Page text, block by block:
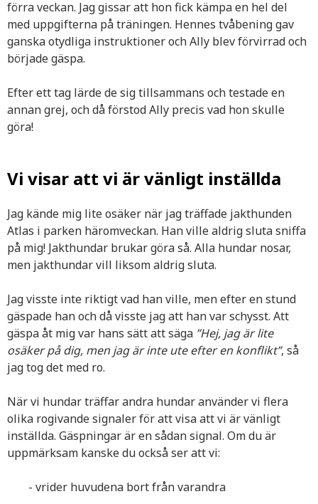
förra veckan. Jag gissar att hon fick kämpa en hel del
med uppgifterna på träningen. Hennes tvåbening gav
ganska otydliga instruktioner och Ally blev förvirrad och
började gäspa.
Efter ett tag lärde de sig tillsammans och testade en
annan grej, och då förstod Ally precis vad hon skulle
göra!
Vi visar att vi är vänligt inställda
Jag kände mig lite osäker när jag träffade jakthunden
Atlas i parken häromveckan. Han ville aldrig sluta sniffa
på mig! Jakthundar brukar göra så. Alla hundar nosar,
men jakthundar vill liksom aldrig sluta.
Jag visste inte riktigt vad han ville, men efter en stund
gäspade han och då visste jag att han var schysst. Att
gäspa åt mig var hans sätt att säga ”Hej, jag är lite
osäker på dig, men jag är inte ute efter en konflikt”, så
jag tog det med ro.
När vi hundar träffar andra hundar använder vi flera
olika rogivande signaler för att visa att vi är vänligt
inställda. Gäspningar är en sådan signal. Om du är
uppmärksam kanske du också ser att vi:
- vrider huvudena bort från varandra